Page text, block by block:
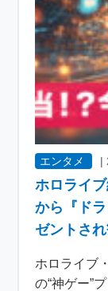
エンタメ |
ホロライ
から『ド
ゼントさ
ホロライブ
の“神ゲー”